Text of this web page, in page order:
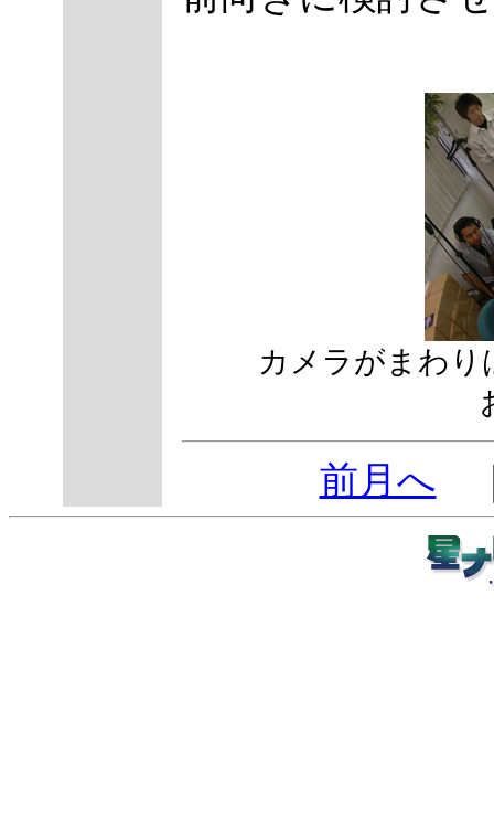
カメラがまわり
前月へ